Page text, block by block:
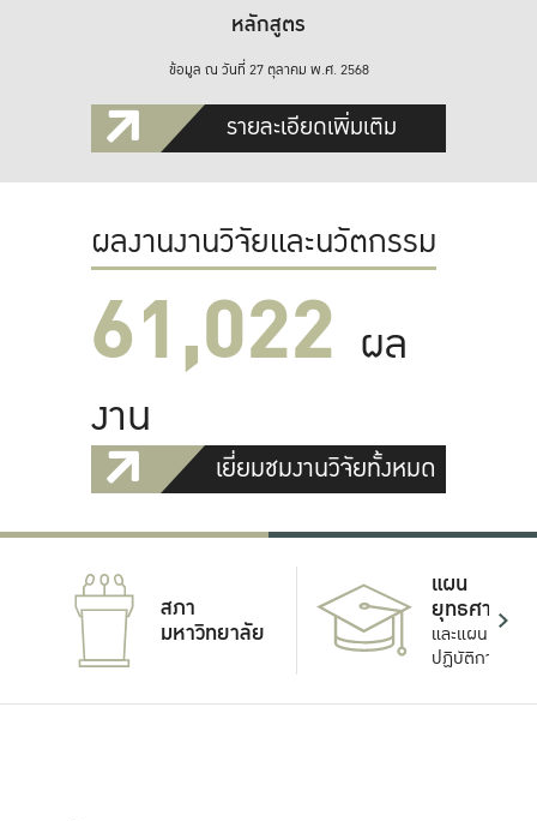
หลักสูตร
ข้อมูล ณ วันที่ 27 ตุลาคม พ.ศ. 2568
รายละเอียดเพิ่มเติม
ผลงานงานวิจัยและนวัตกรรม
61,022 ผล
งาน
เยี่ยมชมงานวิจัยทั้งหมด
สภา
มหาวิทยาลัย
แผน
ยุทธศาสตร์
และแผน
ปฏิบัติการ